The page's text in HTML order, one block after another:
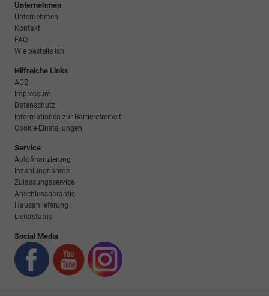
Unternehmen
Unternehmen
Kontakt
FAQ
Wie bestelle ich
Hilfreiche Links
AGB
Impressum
Datenschutz
Informationen zur Barrierefreiheit
Cookie-Einstellungen
Service
Autofinanzierung
Inzahlungnahme
Zulassungsservice
Anschlussgarantie
Hausanlieferung
Lieferstatus
Social Media